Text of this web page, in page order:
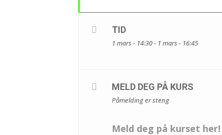
TID
1 mars - 14:30 - 1 mars - 16:45
MELD DEG PÅ KURS
Påmelding er steng
Meld deg på kurset her!